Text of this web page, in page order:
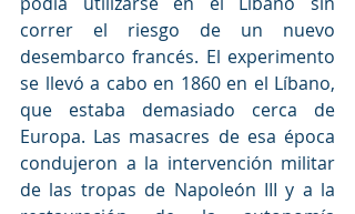
correr el riesgo de un nuevo
desembarco francés. El experimento
se llevó a cabo en 1860 en el Líbano,
que estaba demasiado cerca de
Europa. Las masacres de esa época
condujeron a la intervención militar
de las tropas de Napoleón III y a la